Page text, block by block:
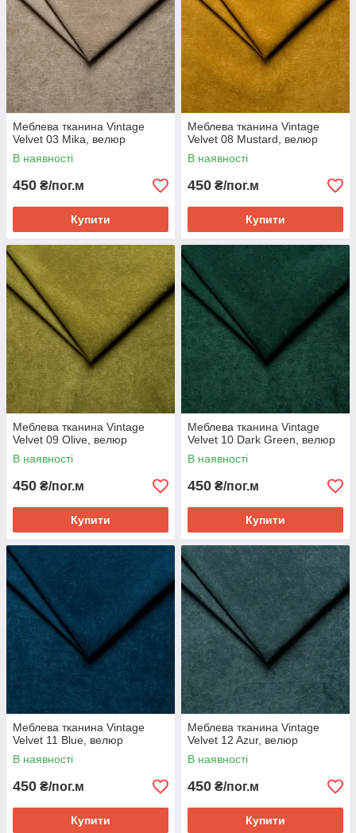
Меблева тканина Vintage
Velvet 03 Mika, велюр
В наявності
450 ₴/пог.м
Купити
Меблева тканина Vintage
Velvet 08 Mustard, велюр
В наявності
450 ₴/пог.м
Купити
Меблева тканина Vintage
Velvet 09 Olive, велюр
В наявності
450 ₴/пог.м
Купити
Меблева тканина Vintage
Velvet 10 Dark Green, велюр
В наявності
450 ₴/пог.м
Купити
Меблева тканина Vintage
Velvet 11 Blue, велюр
В наявності
450 ₴/пог.м
Купити
Меблева тканина Vintage
Velvet 12 Azur, велюр
В наявності
450 ₴/пог.м
Купити